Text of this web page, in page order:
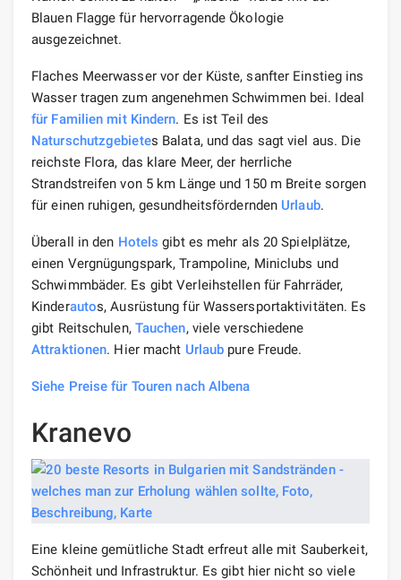
Blauen Flagge für hervorragende Ökologie
ausgezeichnet.
Flaches Meerwasser vor der Küste, sanfter Einstieg ins
Wasser tragen zum angenehmen Schwimmen bei. Ideal
für Familien mit Kindern. Es ist Teil des
Naturschutzgebietes Balata, und das sagt viel aus. Die
reichste Flora, das klare Meer, der herrliche
Strandstreifen von 5 km Länge und 150 m Breite sorgen
für einen ruhigen, gesundheitsfördernden Urlaub.
Überall in den Hotels gibt es mehr als 20 Spielplätze,
einen Vergnügungspark, Trampoline, Miniclubs und
Schwimmbäder. Es gibt Verleihstellen für Fahrräder,
Kinderautos, Ausrüstung für Wassersportaktivitäten. Es
gibt Reitschulen, Tauchen, viele verschiedene
Attraktionen. Hier macht Urlaub pure Freude.
Siehe Preise für Touren nach Albena
Kranevo
Eine kleine gemütliche Stadt erfreut alle mit Sauberkeit,
Schönheit und Infrastruktur. Es gibt hier nicht so viele